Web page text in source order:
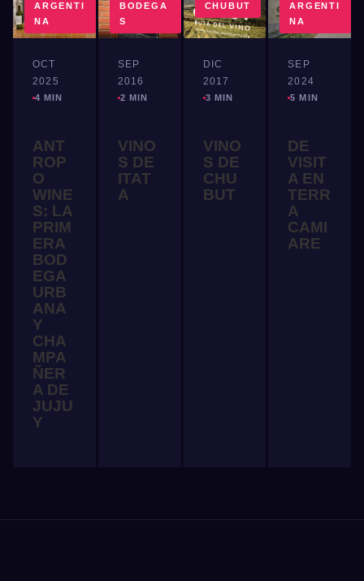
ARGENTI
NA
OCT
2025
4 MIN
ANT
ROP
O
WINE
S: LA
PRIM
ERA
BOD
EGA
URB
ANA
Y
CHA
MPA
ÑER
A DE
JUJU
Y
BODEGA
S
SEP
2016
2 MIN
VINO
S DE
ITAT
A
CHUBUT
DIC
2017
3 MIN
VINO
S DE
CHU
BUT
ARGENTI
NA
SEP
2024
5 MIN
DE
VISIT
A EN
TERR
A
CAMI
ARE